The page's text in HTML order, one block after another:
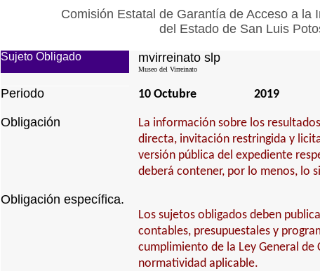
Comisión Estatal de Garantía de Acceso a la
del Estado de San Luis
Sujeto Obligado mvirreinato slp
Museo del Virreinato
Periodo 10 Octubre 2019
Obligación
La información sobre los
directa, invitación restringida y
versión pública del expediente
deberá contener, por lo menos, lo
Obligación específica.
Los sujetos obligados deben
contables, presupuestales y
cumplimiento de la Ley General
normatividad aplicable.